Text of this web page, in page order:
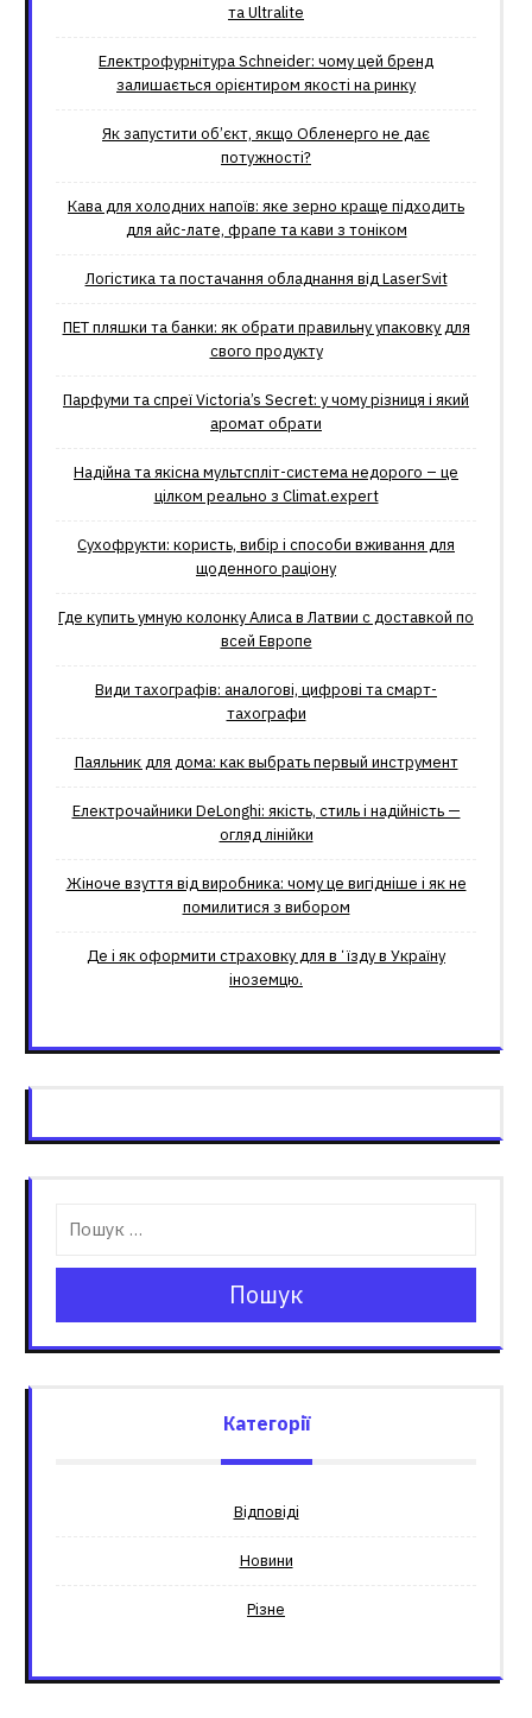
та Ultralite
Електрофурнітура Schneider: чому цей бренд
залишається орієнтиром якості на ринку
Як запустити об’єкт, якщо Обленерго не дає
потужності?
Кава для холодних напоїв: яке зерно краще підходить
для айс-лате, фрапе та кави з тоніком
Логістика та постачання обладнання від LaserSvit
ПЕТ пляшки та банки: як обрати правильну упаковку для
свого продукту
Парфуми та спреї Victoria’s Secret: у чому різниця і який
аромат обрати
Надійна та якісна мультспліт-система недорого – це
цілком реально з Climat.еxpert
Сухофрукти: користь, вибір і способи вживання для
щоденного раціону
Где купить умную колонку Алиса в Латвии с доставкой по
всей Европе
Види тахографів: аналогові, цифрові та смарт-
тахографи
Паяльник для дома: как выбрать первый инструмент
Електрочайники DeLonghi: якість, стиль і надійність —
огляд лінійки
Жіноче взуття від виробника: чому це вигідніше і як не
помилитися з вибором
Де і як оформити страховку для вʼїзду в Україну
іноземцю.
Пошук
Категорії
Відповіді
Новини
Різне